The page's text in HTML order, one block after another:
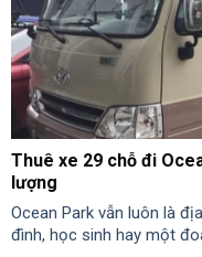
Thuê xe 29 chỗ đi
lượng
Ocean Park vẫn luôn là
đình, học sinh hay một